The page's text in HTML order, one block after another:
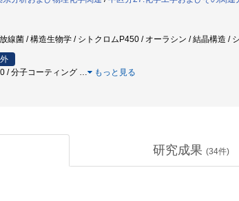
線菌 / 構造生物学 / シトクロムP450 / オーラシン / 結晶構造 /
/ 分子コーティング … もっと見る
研究成果 (34件)